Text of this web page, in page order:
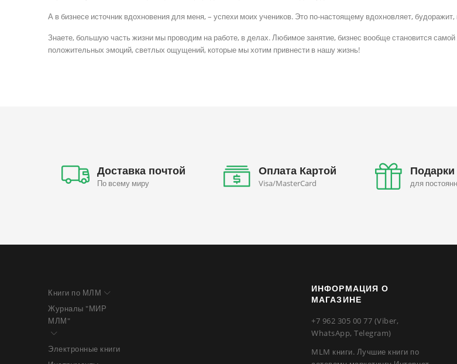
А в бизнесе источник вдохновения для меня, – успехи моих учеников. Это по-настоящему вдохновляет, будоражит,
Знаете, большую часть жизни мы проводим на работе, в делах. Любимое занятие, бизнес вообще становится
положительных эмоций, светлых ощущений, которые мы хотим привнести в нашу жизнь!
Доставка почтой
По всему миру
Оплата Картой
Visa/MasterCard
Подарки
для
Книги по МЛМ
Журналы "МИР
МЛМ"
Электронные книги
ИНФОРМАЦИЯ О
МАГАЗИНЕ
+7 962 305 00 77 (Viber,
WhatsApp, Telegram)
MLM книги. Лучшие книги по